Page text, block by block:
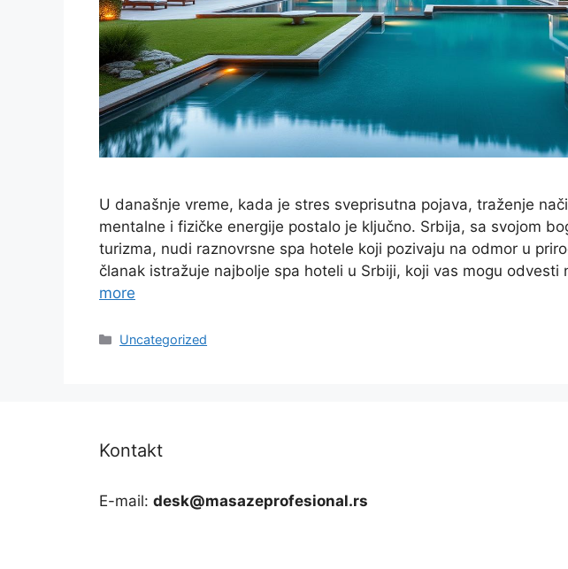
U današnje vreme, kada je stres sveprisutna pojava, traženje
mentalne i fizičke energije postalo je ključno. Srbija, sa svojom
turizma, nudi raznovrsne spa hotele koji pozivaju na odmor u
članak istražuje najbolje spa hoteli u Srbiji, koji vas mogu odvesti
more
Categories
Uncategorized
Kontakt
E-mail: desk@masazeprofesional.rs